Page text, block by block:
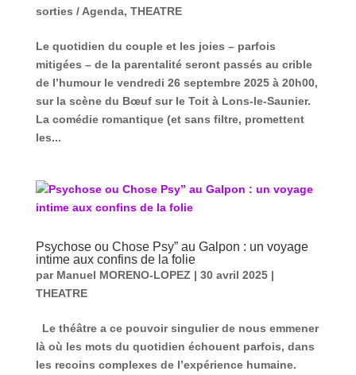
sorties / Agenda, THEATRE
Le quotidien du couple et les joies – parfois
mitigées – de la parentalité seront passés au crible
de l’humour le vendredi 26 septembre 2025 à 20h00,
sur la scène du Bœuf sur le Toit à Lons-le-Saunier.
La comédie romantique (et sans filtre, promettent
les...
Psychose ou Chose Psy” au Galpon : un voyage
intime aux confins de la folie
par Manuel MORENO-LOPEZ | 30 avril 2025|
THEATRE
Le théâtre a ce pouvoir singulier de nous emmener
là où les mots du quotidien échouent parfois, dans
les recoins complexes de l’expérience humaine.